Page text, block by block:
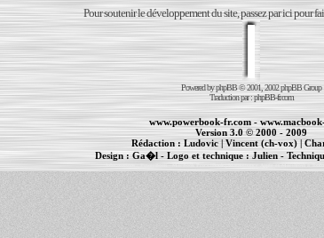
Pour soutenir le développement du site, passez par ici pour
Powered byphpBB© 2001, 2002 phpBB Group
Traduction par :phpBB-fr.com
www.powerbook-fr.com -
Version 3.0 © 2000 - 2009
Rédaction :Ludovic|Vincent (ch-vox)|
Design :Ga�l - Logo et technique :Julien -
MacBook Pro Maintenance Apple et Macintosh à